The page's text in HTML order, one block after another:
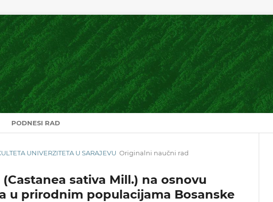
PODNESI RAD
UNIVERZITETA U SARAJEVU Originalni naučni rad
sativa Mill.) na osnovu
u prirodnim populacijama Bosanske